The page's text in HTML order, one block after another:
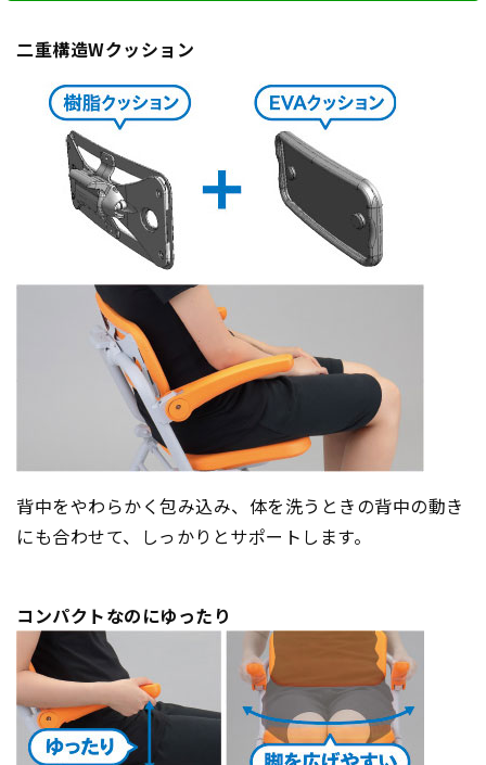
二重構造Wクッション
背中をやわらかく包み込み、体を洗うときの背中の動き
にも合わせて、しっかりとサポートします。
コンパクトなのにゆったり